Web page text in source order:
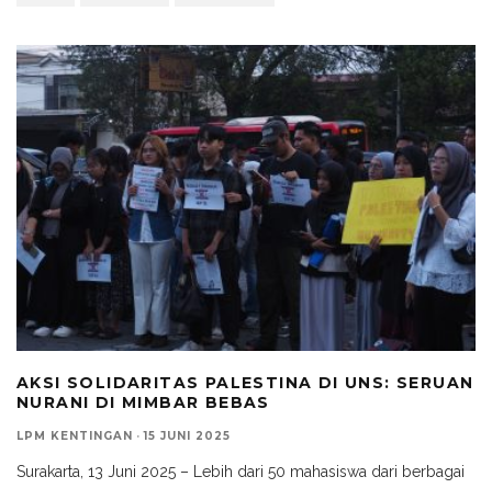
AKSI SOLIDARITAS PALESTINA DI UNS: SERUAN
NURANI DI MIMBAR BEBAS
LPM KENTINGAN · 15 JUNI 2025
Surakarta, 13 Juni 2025 – Lebih dari 50 mahasiswa dari berbagai